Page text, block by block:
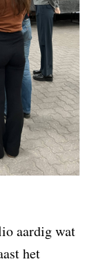
aardig wat
het